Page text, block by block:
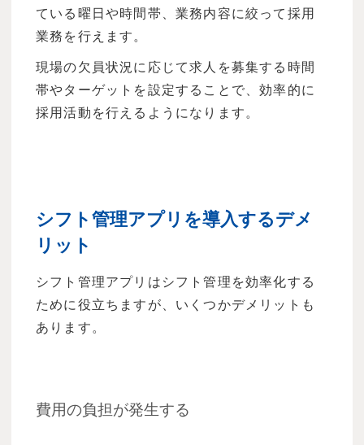
ている曜日や時間帯、業務内容に絞って採用
業務を行えます。
現場の欠員状況に応じて求人を募集する時間
帯やターゲットを設定することで、効率的に
採用活動を行えるようになります。
シフト管理アプリを導入するデメ
リット
シフト管理アプリはシフト管理を効率化する
ために役立ちますが、いくつかデメリットも
あります。
費用の負担が発生する